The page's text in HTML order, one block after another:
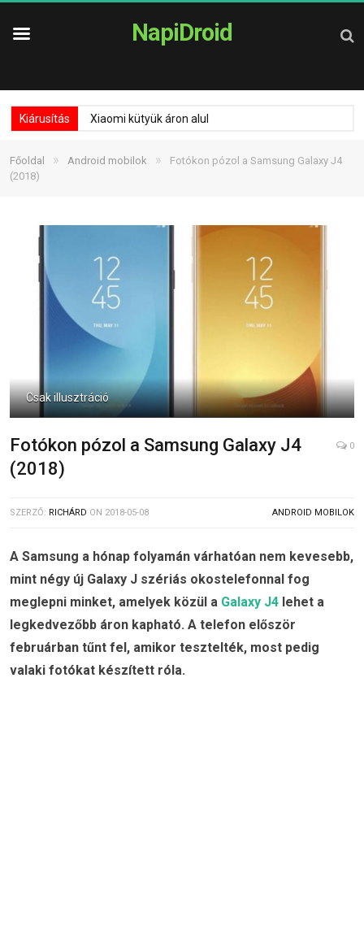
NapiDroid
Kiárusítás Xiaomi kütyük áron alul
Főoldal » Android mobilok »
Fotókon pózol a Samsung Galaxy J4
(2018)
Csak illusztráció
Fotókon pózol a Samsung Galaxy J4
(2018)
0
SZERZŐ: RICHÁRD ON 2018-05-08 ANDROID MOBILOK
A Samsung a hónap folyamán várhatóan nem kevesebb,
mint négy új Galaxy J szériás okostelefonnal fog
meglepni minket, amelyek közül a Galaxy J4 lehet a
legkedvezőbb áron kapható. A telefon először
februárban tűnt fel, amikor tesztelték, most pedig
valaki fotókat készített róla.